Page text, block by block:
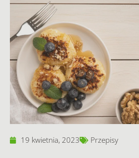
19 kwietnia, 2023 Przepisy